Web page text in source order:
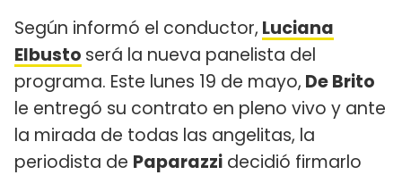
Según informó el conductor, Luciana
Elbusto será la nueva panelista del
programa. Este lunes 19 de mayo, De Brito
le entregó su contrato en pleno vivo y ante
la mirada de todas las angelitas, la
periodista de Paparazzi decidió firmarlo